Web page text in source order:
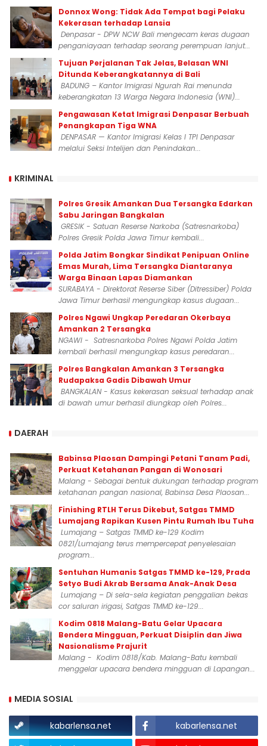
Donnox Wong: Tidak Ada Tempat bagi Pelaku
Kekerasan terhadap Lansia
Denpasar - DPW NCW Bali mengecam keras dugaan
penganiayaan terhadap seorang perempuan lanjut...
Tujuan Perjalanan Tak Jelas, Belasan WNI
Ditunda Keberangkatannya di Bali
BADUNG – Kantor Imigrasi Ngurah Rai menunda
keberangkatan 13 Warga Negara Indonesia (WNI)...
Pengawasan Ketat Imigrasi Denpasar Berbuah
Penangkapan Tiga WNA
DENPASAR — Kantor Imigrasi Kelas I TPI Denpasar
melalui Seksi Intelijen dan Penindakan...
KRIMINAL
Polres Gresik Amankan Dua Tersangka Edarkan
Sabu Jaringan Bangkalan
GRESIK - Satuan Reserse Narkoba (Satresnarkoba)
Polres Gresik Polda Jawa Timur kembali...
Polda Jatim Bongkar Sindikat Penipuan Online
Emas Murah, Lima Tersangka Diantaranya
Warga Binaan Lapas Diamankan
SURABAYA - Direktorat Reserse Siber (Ditressiber) Polda
Jawa Timur berhasil mengungkap kasus dugaan...
Polres Ngawi Ungkap Peredaran Okerbaya
Amankan 2 Tersangka
NGAWI - Satresnarkoba Polres Ngawi Polda Jatim
kembali berhasil mengungkap kasus peredaran...
Polres Bangkalan Amankan 3 Tersangka
Rudapaksa Gadis Dibawah Umur
BANGKALAN - Kasus kekerasan seksual terhadap anak
di bawah umur berhasil diungkap oleh Polres...
DAERAH
Babinsa Plaosan Dampingi Petani Tanam Padi,
Perkuat Ketahanan Pangan di Wonosari
Malang - Sebagai bentuk dukungan terhadap program
ketahanan pangan nasional, Babinsa Desa Plaosan...
Finishing RTLH Terus Dikebut, Satgas TMMD
Lumajang Rapikan Kusen Pintu Rumah Ibu Tuha
Lumajang – Satgas TMMD ke-129 Kodim
0821/Lumajang terus mempercepat penyelesaian
program...
Sentuhan Humanis Satgas TMMD ke-129, Prada
Setyo Budi Akrab Bersama Anak-Anak Desa
Lumajang – Di sela-sela kegiatan penggalian bekas
cor saluran irigasi, Satgas TMMD ke-129...
Kodim 0818 Malang-Batu Gelar Upacara
Bendera Mingguan, Perkuat Disiplin dan Jiwa
Nasionalisme Prajurit
Malang - Kodim 0818/Kab. Malang-Batu kembali
menggelar upacara bendera mingguan di Lapangan...
MEDIA SOSIAL
kabarlensa.net
kabarlensa.net